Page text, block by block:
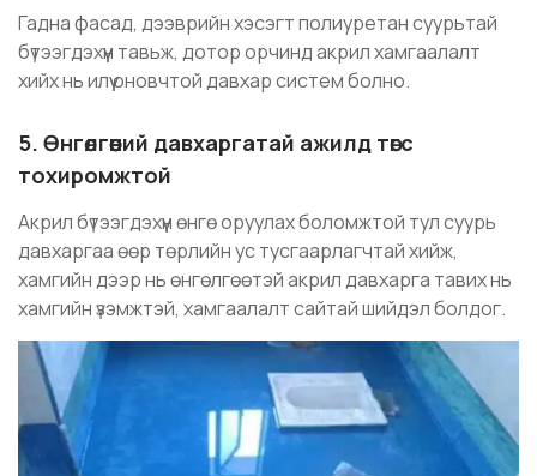
Гадна фасад, дээврийн хэсэгт полиуретан суурьтай
бүтээгдэхүүн тавьж, дотор орчинд акрил хамгаалалт
хийх нь илүү оновчтой давхар систем болно.
5. Өнгөлгөөний давхаргатай ажилд төгс
тохиромжтой
Акрил бүтээгдэхүүн өнгө оруулах боломжтой тул суурь
давхаргаа өөр төрлийн ус тусгаарлагчтай хийж,
хамгийн дээр нь өнгөлгөөтэй акрил давхарга тавих нь
хамгийн үзэмжтэй, хамгаалалт сайтай шийдэл болдог.